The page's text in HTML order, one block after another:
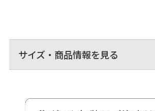
サイズ・商品情報を見る